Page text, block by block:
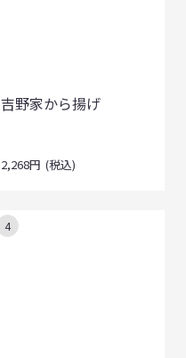
吉野家から揚げ
2,268円 (税込)
4